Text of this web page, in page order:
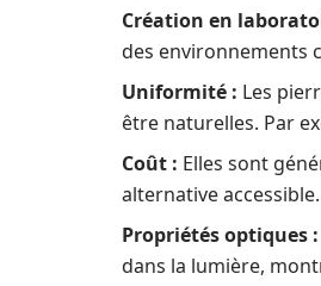
Création en
des environnements
Uniformité : Les
être naturelles. Par
Coût : Elles sont
alternative accessible.
Propriétés optiques :
dans la lumière,